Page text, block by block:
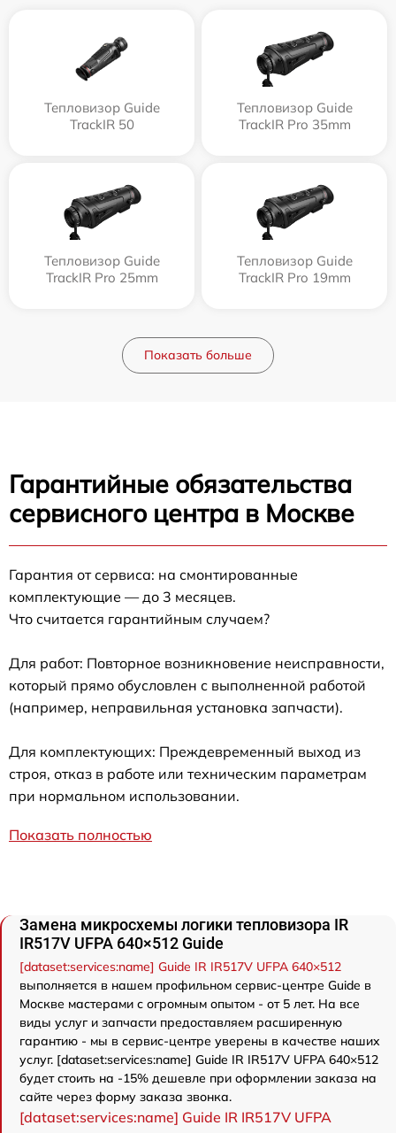
Тепловизор Guide
TrackIR 50
Тепловизор Guide
TrackIR Pro 35mm
Тепловизор Guide
TrackIR Pro 25mm
Тепловизор Guide
TrackIR Pro 19mm
Показать больше
Гарантийные обязательства
сервисного центра в Москве
Гарантия от сервиса: на смонтированные
комплектующие — до 3 месяцев.
Что считается гарантийным случаем?
Для работ: Повторное возникновение неисправности,
который прямо обусловлен с выполненной работой
(например, неправильная установка запчасти).
Для комплектующих: Преждевременный выход из
строя, отказ в работе или техническим параметрам
при нормальном использовании.
Показать полностью
Замена микросхемы логики тепловизора IR
IR517V UFPA 640×512 Guide
[dataset:services:name] Guide IR IR517V UFPA 640×512
выполняется в нашем профильном сервис-центре Guide в
Москве мастерами с огромным опытом - от 5 лет. На все
виды услуг и запчасти предоставляем расширенную
гарантию - мы в сервис-центре уверены в качестве наших
услуг. [dataset:services:name] Guide IR IR517V UFPA 640×512
будет стоить на -15% дешевле при оформлении заказа на
сайте через форму заказа звонка.
[dataset:services:name] Guide IR IR517V UFPA